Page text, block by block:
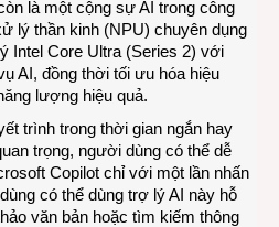
là một cộng sự AI trong công
lý thần kinh (NPU) chuyên dụng
Intel Core Ultra (Series 2) với
AI, đồng thời tối ưu hóa hiệu
lượng hiệu quả.
trình trong thời gian ngắn hay
trọng, người dùng có thể dễ
Copilot chỉ với một lần nhấn
có thể dùng trợ lý AI này hỗ
văn bản hoặc tìm kiếm thông